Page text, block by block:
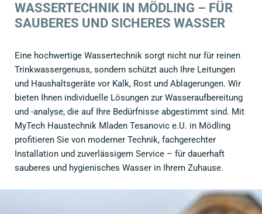
WASSERTECHNIK IN MÖDLING – FÜR
SAUBERES UND SICHERES WASSER
Eine hochwertige Wassertechnik sorgt nicht nur für reinen
Trinkwassergenuss, sondern schützt auch Ihre Leitungen
und Haushaltsgeräte vor Kalk, Rost und Ablagerungen. Wir
bieten Ihnen individuelle Lösungen zur Wasseraufbereitung
und -analyse, die auf Ihre Bedürfnisse abgestimmt sind. Mit
MyTech Haustechnik Mladen Tesanovic e.U. in Mödling
profitieren Sie von moderner Technik, fachgerechter
Installation und zuverlässigem Service – für dauerhaft
sauberes und hygienisches Wasser in Ihrem Zuhause.